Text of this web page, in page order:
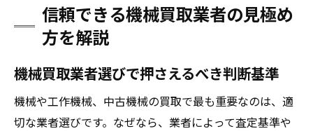
信頼できる機械買取業者の見極め
方を解説
機械買取業者選びで押さえるべき判断基準
機械や工作機械、中古機械の買取で最も重要なのは、適
切な業者選びです。なぜなら、業者によって査定基準や